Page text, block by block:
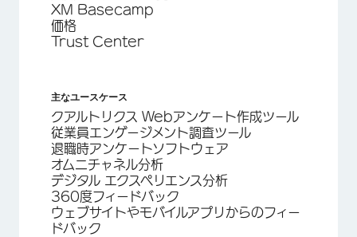
XM Basecamp
価格
Trust Center
主なユースケース
クアルトリクス Webアンケート作成ツール
従業員エンゲージメント調査ツール
退職時アンケートソフトウェア
オムニチャネル分析
デジタル エクスペリエンス分析
360度フィードバック
ウェブサイトやモバイルアプリからのフィー
ドバック